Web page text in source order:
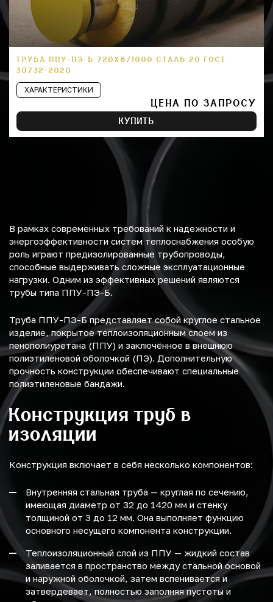
ТРУБА ППУ-ПЭ-Б 720Х8/1000 СТАЛЬ 20 ГОСТ
30732-2020
ХАРАКТЕРИСТИКИ
ЦЕНА ПО ЗАПРОСУ
КУПИТЬ
В рамках современных требований к надежности и
энергоэффективности систем теплоснабжения особую
роль играют предизолированные трубопроводы,
способные выдерживать сложные эксплуатационные
нагрузки. Одним из эффективных решений являются
трубы типа ППУ-ПЭ-Б.
Труба ППУ-ПЭ-Б представляет собой круглое стальное
изделие, покрытое теплоизоляционным слоем из
пенополиуретана (ППУ) и заключённое в внешнюю
полиэтиленовой оболочкой (ПЭ). Дополнительную
прочность конструкции обеспечивают специальные
полиэтиленовые бандажи.
Конструкция труб в
изоляции
Конструкция включает в себя несколько компонентов:
Внутренняя стальная труба — круглая по сечению,
имеющая диаметр от 32 до 1420 мм и стенку
толщиной от 3 до 12 мм. Она выполняет функцию
основного несущего компонента конструкции.
Теплоизоляционный слой из ППУ — жидкий состав
заливается в пространство между стальной основой
и наружной оболочкой, затем вспенивается и
затвердевает, полностью заполняя пустоты и